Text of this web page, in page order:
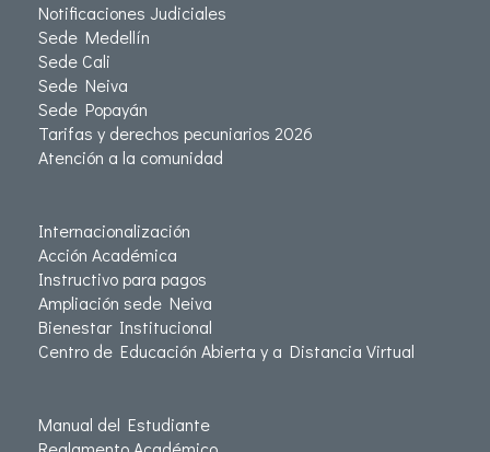
Notificaciones Judiciales
Sede Medellín
Sede Cali
Sede Neiva
Sede Popayán
Tarifas y derechos pecuniarios 2026
Atención a la comunidad
Internacionalización
Acción Académica
Instructivo para pagos
Ampliación sede Neiva
Bienestar Institucional
Centro de Educación Abierta y a Distancia Virtual
Manual del Estudiante